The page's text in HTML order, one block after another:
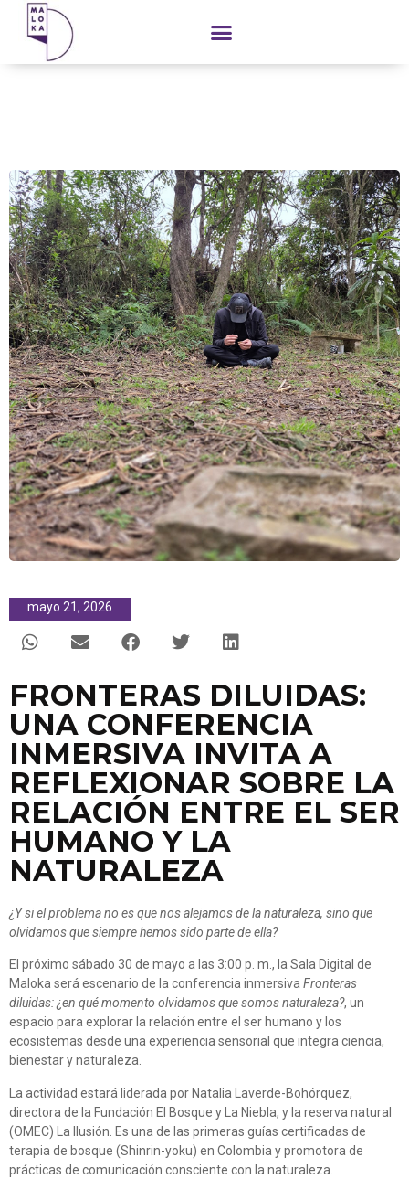
contenido
mayo 21, 2026
FRONTERAS DILUIDAS:
UNA CONFERENCIA
INMERSIVA INVITA A
REFLEXIONAR SOBRE LA
RELACIÓN ENTRE EL SER
HUMANO Y LA
NATURALEZA
¿Y si el problema no es que nos alejamos de la naturaleza, sino que
olvidamos que siempre hemos sido parte de ella?
El próximo sábado 30 de mayo a las 3:00 p. m., la Sala Digital de
Maloka será escenario de la conferencia inmersivaFronteras
diluidas: ¿en qué momento olvidamos que somos naturaleza?, un
espacio para explorar la relación entre el ser humano y los
ecosistemas desde una experiencia sensorial que integra ciencia,
bienestar y naturaleza.
La actividad estará liderada por Natalia Laverde-Bohórquez,
directora de la Fundación El Bosque y La Niebla, y la reserva natural
(OMEC) La Ilusión. Es una de las primeras guías certificadas de
terapia de bosque (Shinrin-yoku) en Colombia y promotora de
prácticas de comunicación consciente con la naturaleza.